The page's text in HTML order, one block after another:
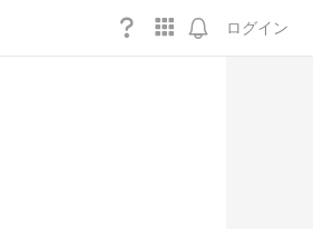
ログイン